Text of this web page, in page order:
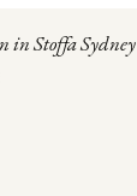
Stoffa Sydney